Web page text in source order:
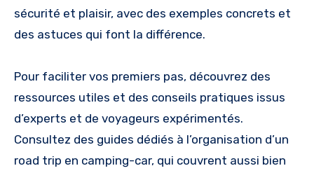
sécurité et plaisir, avec des exemples concrets et
des astuces qui font la différence.
Pour faciliter vos premiers pas, découvrez des
ressources utiles et des conseils pratiques issus
d’experts et de voyageurs expérimentés.
Consultez des guides dédiés à l’organisation d’un
road trip en camping-car, qui couvrent aussi bien